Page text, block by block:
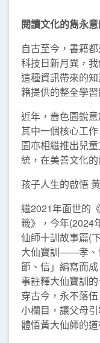
閱讀文化的雋永
自古至今，書籍
科技日新月異，
這種資訊帶來的
籍提供的整全學習
近年，嗇色園銳
其中一個核心工
園亦相繼推出兒
統，在美善文化
孩子人生的啟悟
繼2021年面世的
籤》，今年(2024
仙師十訓故事篇(
大仙寶訓——孝、
節、信」編寫而
事註釋大仙寶訓
穿古今，永不落
小欄目，讓父母
體悟黃大仙師的